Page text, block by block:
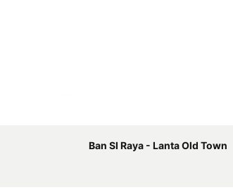
Ban SI Raya - Lanta Old Town